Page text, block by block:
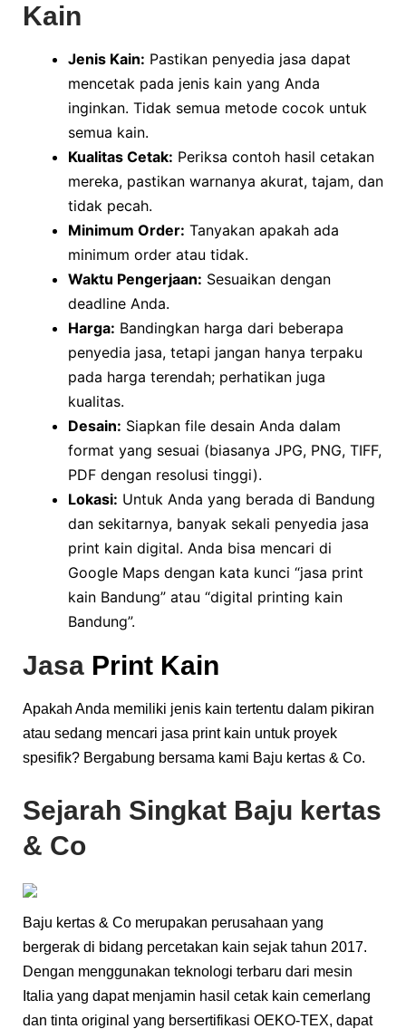
Kain
Jenis Kain: Pastikan penyedia jasa dapat
mencetak pada jenis kain yang Anda
inginkan. Tidak semua metode cocok untuk
semua kain.
Kualitas Cetak: Periksa contoh hasil cetakan
mereka, pastikan warnanya akurat, tajam, dan
tidak pecah.
Minimum Order: Tanyakan apakah ada
minimum order atau tidak.
Waktu Pengerjaan: Sesuaikan dengan
deadline Anda.
Harga: Bandingkan harga dari beberapa
penyedia jasa, tetapi jangan hanya terpaku
pada harga terendah; perhatikan juga
kualitas.
Desain: Siapkan file desain Anda dalam
format yang sesuai (biasanya JPG, PNG, TIFF,
PDF dengan resolusi tinggi).
Lokasi: Untuk Anda yang berada di Bandung
dan sekitarnya, banyak sekali penyedia jasa
print kain digital. Anda bisa mencari di
Google Maps dengan kata kunci “jasa print
kain Bandung” atau “digital printing kain
Bandung”.
Jasa Print Kain
Apakah Anda memiliki jenis kain tertentu dalam pikiran
atau sedang mencari jasa print kain untuk proyek
spesifik? Bergabung bersama kami Baju kertas & Co.
Sejarah Singkat Baju kertas
& Co
Baju kertas & Co merupakan perusahaan yang
bergerak di bidang percetakan kain sejak tahun 2017.
Dengan menggunakan teknologi terbaru dari mesin
Italia yang dapat menjamin hasil cetak kain cemerlang
dan tinta original yang bersertifikasi OEKO-TEX, dapat